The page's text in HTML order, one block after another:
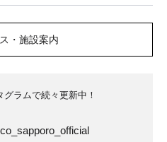
・施設案内
ラムで続々更新中！